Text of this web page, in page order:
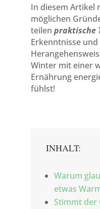
In diesem Artikel
möglichen
teilen praktische
Erkenntnisse
Winter mit einer
Ernährung
fühlst!
INHALT:
Warum
etwas
Stimmt der